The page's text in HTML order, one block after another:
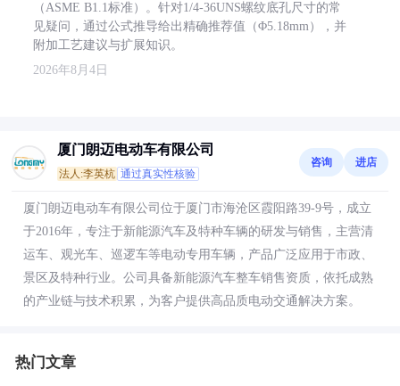
（ASME B1.1标准）。针对1/4-36UNS螺纹底孔尺寸的常
见疑问，通过公式推导给出精确推荐值（Φ5.18mm），并
附加工艺建议与扩展知识。
2026年8月4日
厦门朗迈电动车有限公司
法人:李英杭 通过真实性核验
咨询 进店
厦门朗迈电动车有限公司位于厦门市海沧区霞阳路39-9号，成立
于2016年，专注于新能源汽车及特种车辆的研发与销售，主营清
运车、观光车、巡逻车等电动专用车辆，产品广泛应用于市政、
景区及特种行业。公司具备新能源汽车整车销售资质，依托成熟
的产业链与技术积累，为客户提供高品质电动交通解决方案。
热门文章